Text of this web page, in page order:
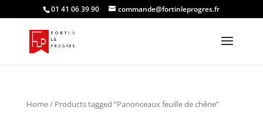
01 41 06 39 90 commande@fortinleprogres.fr
Home/ Products tagged “Panonceaux feuille de chêne”